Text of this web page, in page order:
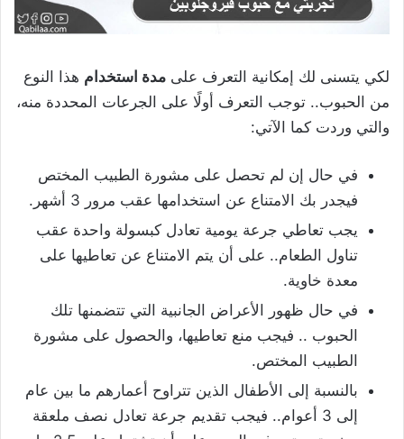
لكي يتسنى لك إمكانية التعرف على مدة استخدام هذا النوع
من الحبوب.. توجب التعرف أولًا على الجرعات المحددة منه،
والتي وردت كما الآتي:
في حال إن لم تحصل على مشورة الطبيب المختص
فيجدر بك الامتناع عن استخدامها عقب مرور 3 أشهر.
يجب تعاطي جرعة يومية تعادل كبسولة واحدة عقب
تناول الطعام.. على أن يتم الامتناع عن تعاطيها على
معدة خاوية.
في حال ظهور الأعراض الجانبية التي تتضمنها تلك
الحبوب .. فيجب منع تعاطيها، والحصول على مشورة
الطبيب المختص.
بالنسبة إلى الأطفال الذين تتراوح أعمارهم ما بين عام
إلى 3 أعوام.. فيجب تقديم جرعة تعادل نصف ملعقة